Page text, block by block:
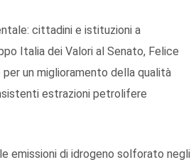
cittadini e istituzioni a
Italia dei Valori al Senato, Felice
un miglioramento della qualità
estrazioni petrolifere
emissioni di idrogeno solforato negli